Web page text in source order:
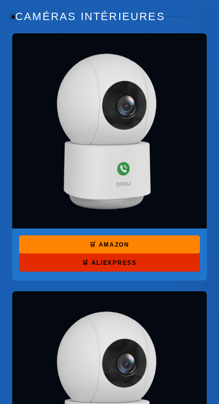
CAMÉRAS INTÉRIEURES
🛒 AMAZON
🛒 ALIEXPRESS